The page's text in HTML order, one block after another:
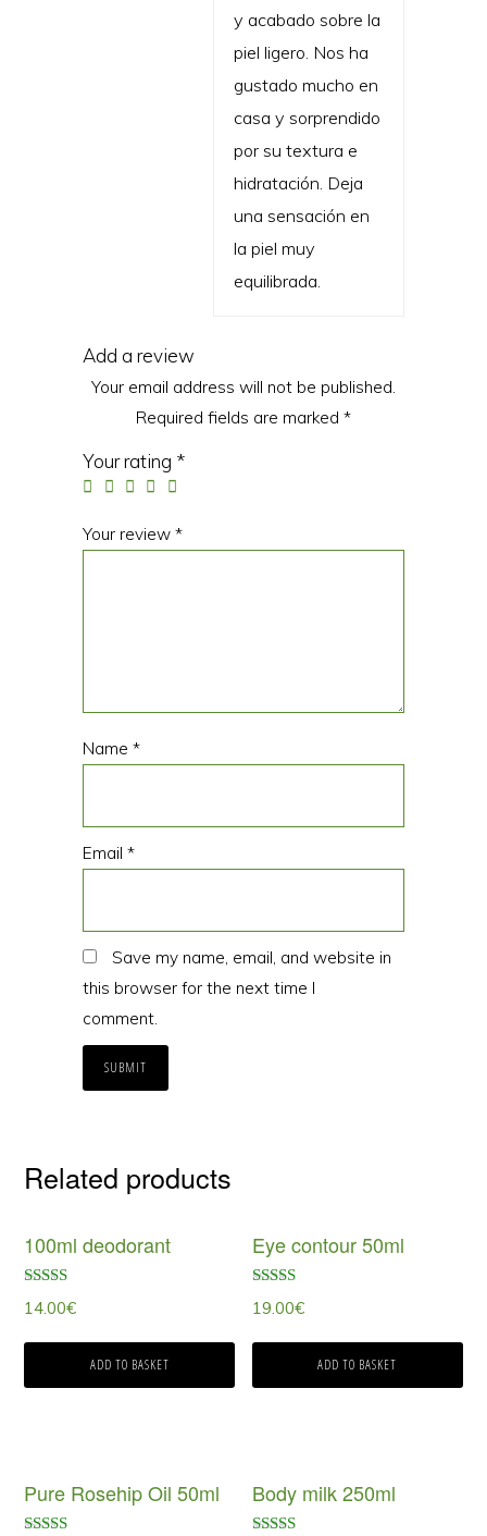
y acabado sobre la
piel ligero. Nos ha
gustado mucho en
casa y sorprendido
por su textura e
hidratación. Deja
una sensación en
la piel muy
equilibrada.
Add a review
Your email address will not be published.
Required fields are marked *
Your rating *
Your review*
Name*
Email*
Save my name, email, and website in
this browser for the next time I
comment.
Related products
100ml deodorant
Rated
5.00
14.00€
ADD TO BASKET
Eye contour 50ml
Rated
5.00
19.00€
ADD TO BASKET
Pure Rosehip Oil 50ml Body milk 250ml